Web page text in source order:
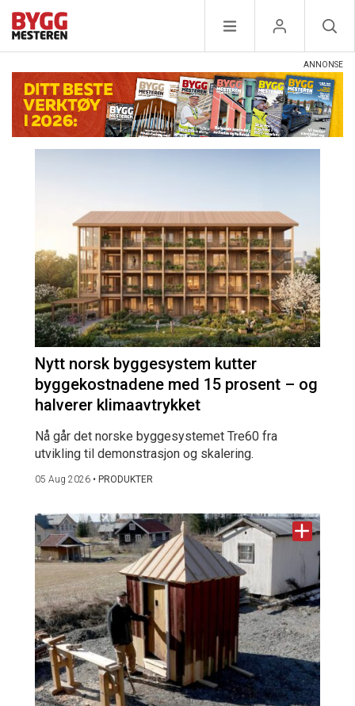
Nytt norsk byggesystem kutter
byggekostnadene med 15 prosent – og
halverer klimaavtrykket
Nå går det norske byggesystemet Tre60 fra
utvikling til demonstrasjon og skalering.
05 Aug 2026 • PRODUKTER